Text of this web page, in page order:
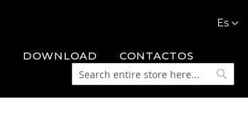
Es
DOWNLOAD CONTACTOS
Search